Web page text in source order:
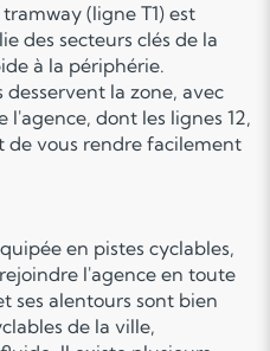
(ligne T1) est
des secteurs clés de la
à la périphérie.
desservent la zone, avec
l'agence, dont les lignes 12,
de vous rendre facilement
en pistes cyclables,
l'agence en toute
ses alentours sont bien
de la ville,